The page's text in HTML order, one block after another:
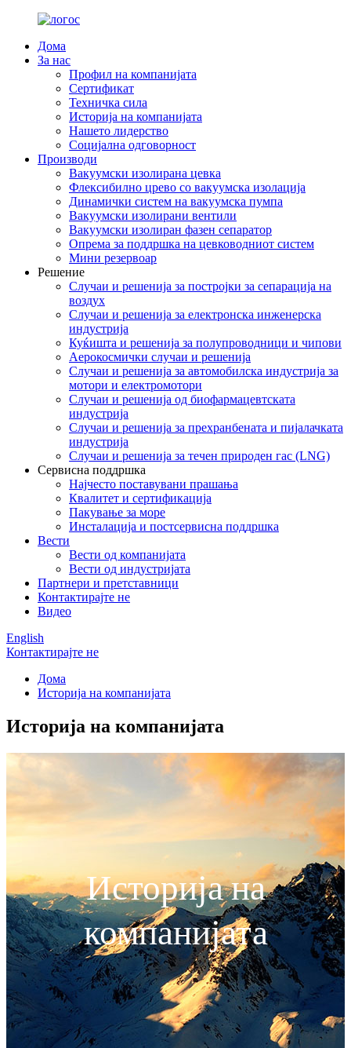
Дома
За нас
Профил на компанијата
Сертификат
Техничка сила
Историја на компанијата
Нашето лидерство
Социјална одговорност
Производи
Вакуумски изолирана цевка
Флексибилно црево со вакуумска изолација
Динамички систем на вакуумска пумпа
Вакуумски изолирани вентили
Вакуумски изолиран фазен сепаратор
Опрема за поддршка на цевководниот систем
Мини резервоар
Решение
Случаи и решенија за постројки за сепарација на
воздух
Случаи и решенија за електронска инженерска
индустрија
Куќишта и решенија за полупроводници и чипови
Аерокосмички случаи и решенија
Случаи и решенија за автомобилска индустрија за
мотори и електромотори
Случаи и решенија од биофармацевтската
индустрија
Случаи и решенија за прехранбената и пијалачката
индустрија
Случаи и решенија за течен природен гас (LNG)
Сервисна поддршка
Најчесто поставувани прашања
Квалитет и сертификација
Пакување за море
Инсталација и постсервисна поддршка
Вести
Вести од компанијата
Вести од индустријата
Партнери и претставници
Контактирајте не
Видео
English
Контактирајте не
Дома
Историја на компанијата
Историја на компанијата
Историја на
компанијата